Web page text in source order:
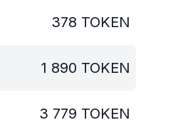
378 TOKEN
1 890 TOKEN
3 779 TOKEN